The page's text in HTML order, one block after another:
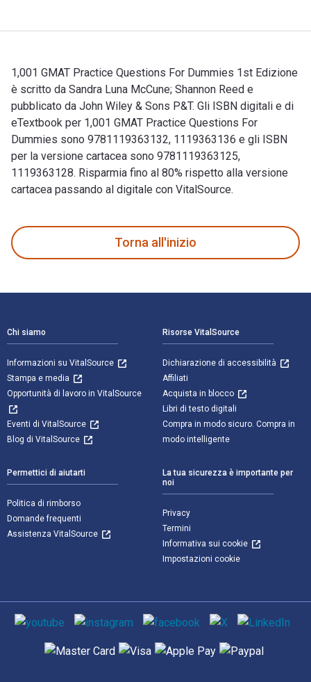
1,001 GMAT Practice Questions For Dummies 1st Edizione
è scritto da Sandra Luna McCune; Shannon Reed e
pubblicato da John Wiley & Sons P&T. Gli ISBN digitali e di
eTextbook per 1,001 GMAT Practice Questions For
Dummies sono 9781119363132, 1119363136 e gli ISBN
per la versione cartacea sono 9781119363125,
1119363128. Risparmia fino al 80% rispetto alla versione
cartacea passando al digitale con VitalSource.
Torna all'inizio
Chi siamo
Informazioni su VitalSource
Stampa e media
Opportunità di lavoro in VitalSource
Eventi di VitalSource
Blog di VitalSource
Risorse VitalSource
Dichiarazione di accessibilità
Affiliati
Acquista in blocco
Libri di testo digitali
Compra in modo sicuro. Compra in
modo intelligente
Permettici di aiutarti
Politica di rimborso
Domande frequenti
Assistenza VitalSource
La tua sicurezza è importante per
noi
Privacy
Termini
Informativa sui cookie
Impostazioni cookie
Mezzi sociali
Metodi di pagamento supportati